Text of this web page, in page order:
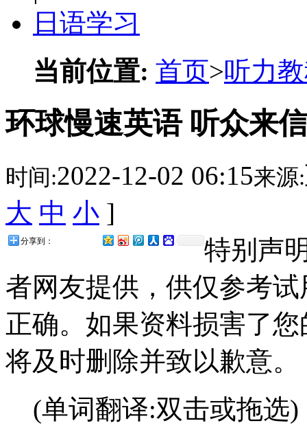
日语学习
当前位置: 首页>听力
环球慢速英语 听众来
时间:2022-12-02 06:15来源:
大 中 小 ]
分享到：
特别声
者网友提供，供仅参考
正确。如果资料损害了
将及时删除并致以歉意。
(单词翻译:双击或拖选)